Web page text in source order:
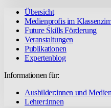
Übersicht
Medienprofis im
Future Skills Förderung
Veranstaltungen
Publikationen
Expertenblog
Informationen für:
Ausbilder:innen und
Lehrer:innen